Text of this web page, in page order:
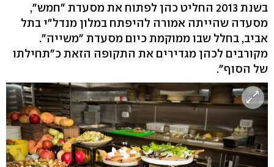
בשנת 2013 החליט כהן לפתוח את מסעדת "חמש",
מסעדה שהייתה אמורה להיפתח במלון מנדל"י בתל
אביב, בחלל שבו ממוקמת כיום מסעדת "משייה".
מקורבים לכהן מגדירים את התקופה הזאת כ"תחילתו
של הסוף".